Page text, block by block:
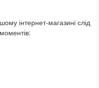
інтернет-магазині слід